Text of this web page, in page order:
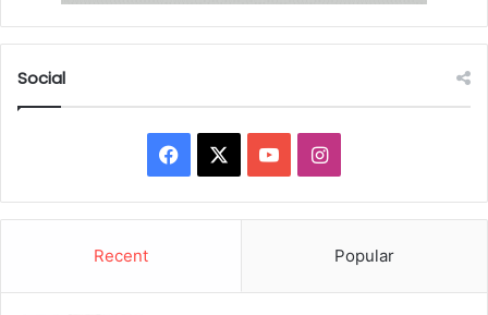
Social
Facebook YouTubeInstagram
Recent Popular